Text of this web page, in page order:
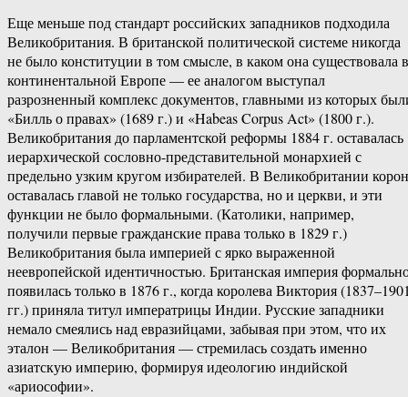
Еще меньше под стандарт российских западников подходила
Великобритания. В британской политической системе никогда
не было конституции в том смысле, в каком она существовала в
континентальной Европе — ее аналогом выступал
разрозненный комплекс документов, главными из которых
«Билль о правах» (1689 г.) и «Habeas Corpus Act» (1800 г.).
Великобритания до парламентской реформы 1884 г. оставалась
иерархической сословно-представительной монархией с
предельно узким кругом избирателей. В Великобритании
оставалась главой не только государства, но и церкви, и эти
функции не было формальными. (Католики, например,
получили первые гражданские права только в 1829 г.)
Великобритания была империей с ярко выраженной
неевропейской идентичностью. Британская империя
появилась только в 1876 г., когда королева Виктория
гг.) приняла титул императрицы Индии. Русские западники
немало смеялись над евразийцами, забывая при этом, что их
эталон — Великобритания — стремилась создать именно
азиатскую империю, формируя идеологию индийской
«ариософии».